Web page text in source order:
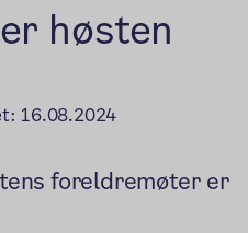
høsten
16.08.2024
foreldremøter er